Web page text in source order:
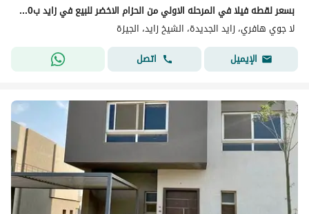
بسعر لقطه فيلا في المرحله الاولي من الحزام الاخضر للبيع في زايد ب550 الف مقدم 160م+93م رروف بأرخص قسط شهري
لا جوي هافري، زايد الجديدة، الشيخ زايد، الجيزة
الإيميل
اتصل